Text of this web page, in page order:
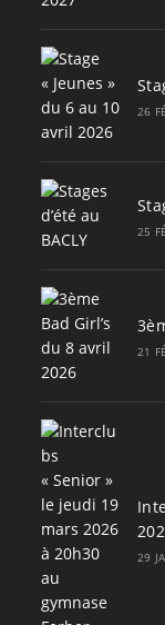
26
25
21
29